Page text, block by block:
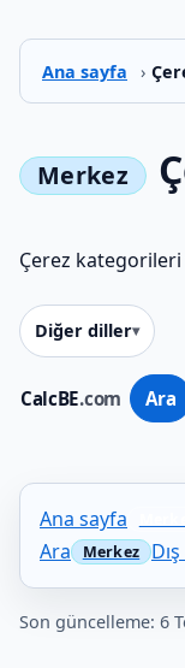
Ana sayfa ›
CalcBE.com Ara
Çerez kategorileri
Diğer diller
Ana sayfa
Ara
Son güncelleme: 6